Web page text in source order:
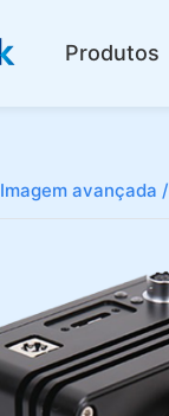
Produtos
Imagem avançada /